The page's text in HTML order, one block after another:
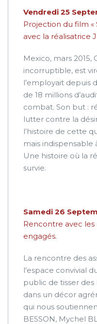
Vendredi 25
Projection du film «
avec la réalisatrice
Mexico, mars 2015,
incorruptible, est
l’employait depuis
de 18 millions
combat. Son but :
lutter contre la
l’histoire de cette
mais indispensable
Une histoire où la
survie.
Samedi 26
Rencontre avec les
engagés.
La rencontre des
l’espace convivial
public de tisser des
dans un décor
qui nous
BESSON, Mychel